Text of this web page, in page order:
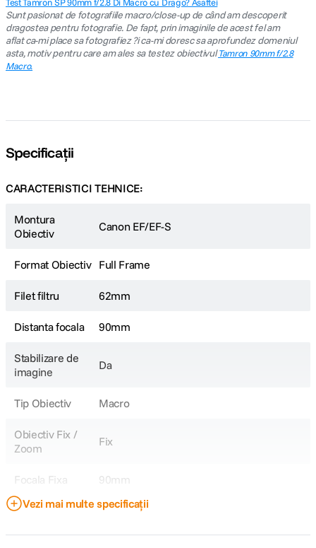
Sunt pasionat de fotografiile macro/close-up de când am descoperit
dragostea pentru fotografie. De fapt, prin imaginile de acest fel am
aflat ca-mi place sa fotografiez ?i ca-mi doresc sa aprofundez domeniul
asta, motiv pentru care am ales sa testez obiectivulTamron 90mm f/2.8
Macro.
Specificații
CARACTERISTICI TEHNICE:
Montura
Obiectiv
Canon EF/EF-S
Format Obiectiv Full Frame
Filet filtru 62mm
Distanta focala 90mm
Stabilizare de
imagine
Da
Tip Obiectiv Macro
Obiectiv Fix /
Zoom
Fix
Focala Fixa 90mm
Unghi de
Vezi mai multe specificații